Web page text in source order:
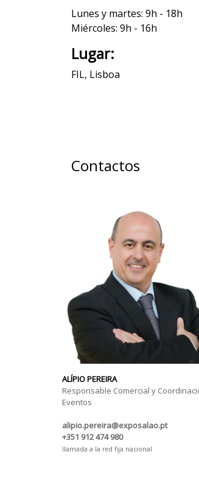
Lunes y martes: 9h - 18h
Miércoles: 9h - 16h
Lugar:
FIL, Lisboa
Contactos
ALÍPIO PEREIRA
Responsable Comercial y
Eventos
alipio.pereira@exposalao.pt
+351 912 474 980
llamada a la red fija nacional